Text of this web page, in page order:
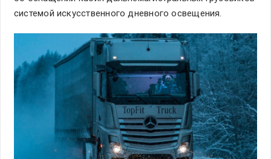
системой искусственного дневного освещения.